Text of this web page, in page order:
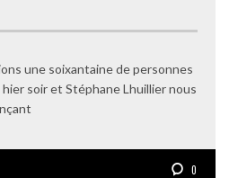
une soixantaine de personnes
soir et Stéphane Lhuillier nous
0